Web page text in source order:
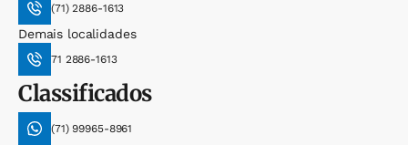
(71) 2886-1613
Demais localidades
71 2886-1613
Classificados
(71) 99965-8961